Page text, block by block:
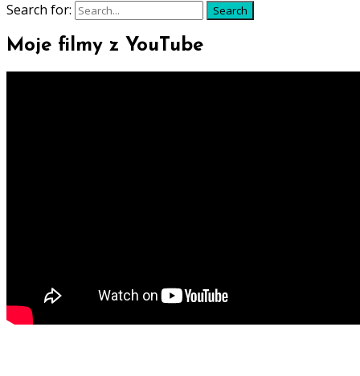
Search for: Search
Moje filmy z YouTube